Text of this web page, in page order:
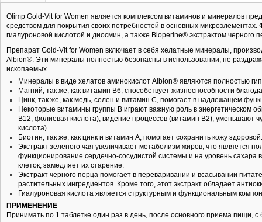
Olimp Gold-Vit for Women является комплексом витаминов и минералов
средством для покрытия своих потребностей в основных
гиалуроновой кислотой и диосмин, а также Bioperine® экстрактом черного
Препарат Gold-Vit for Women включает в себя хелатные минералы,
Albion®. Эти минералы полностью безопасны в использовании, не
ископаемых.
Минералы в виде хелатов аминокислот Albion® являются полностью
Магний, так же, как витамин B6, способствует жизнеспособности
Цинк, так же, как медь, селен и витамин С, помогает в надлежащем
Некоторые витамины группы В играют важную роль в энергетическом
B12, фолиевая кислота), видение процессов (витамин В2), уменьшают
кислота).
Биотин, так же, как цинк и витамин А, помогает сохранить кожу здоровой.
Экстракт зеленого чая увеличивает метаболизм жиров, что является
функционирование сердечно-сосудистой системы и на уровень сахара
клеток, замедляет их старение.
Экстракт черного перца помогает в переваривании и всасывании
растительных ингредиентов. Кроме того, этот экстракт обладает
Гиалуроновая кислота является структурным и функциональным
ПРИМЕНЕНИЕ
Принимать по 1 таблетке один раз в день, после основного приема пищи,